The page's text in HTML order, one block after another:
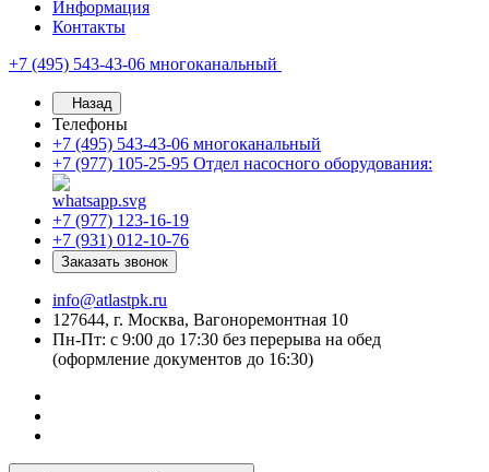
Информация
Контакты
+7 (495) 543-43-06 многоканальный
Назад
Телефоны
+7 (495) 543-43-06 многоканальный
+7 (977) 105-25-95 Отдел насосного оборудования:
+7 (977) 123-16-19
+7 (931) 012-10-76
Заказать звонок
info@atlastpk.ru
127644, г. Москва, Вагоноремонтная 10
Пн-Пт: с 9:00 до 17:30 без перерыва на обед
(оформление документов до 16:30)